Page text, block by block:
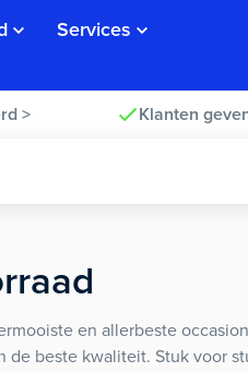
Services
> Klanten
en allerbeste
beste kwaliteit. Stuk voor